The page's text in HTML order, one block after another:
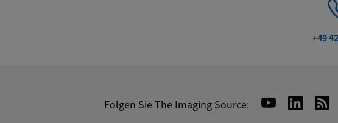
+49
Folgen Sie The Imaging Source: